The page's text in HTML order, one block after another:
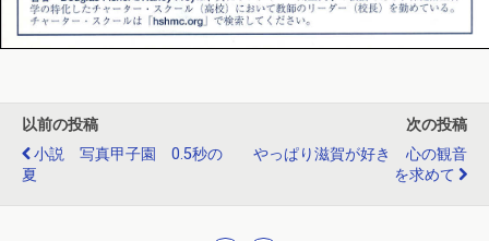
以前の投稿
小説 写真甲子園 0.5秒の
夏
次の投稿
やっぱり滋賀が好き 心の観音
を求めて